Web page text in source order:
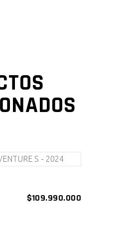
$109.990.000